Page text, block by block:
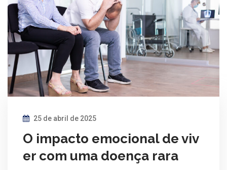
25 de abril de 2025
O impacto emocional de viv
er com uma doença rara